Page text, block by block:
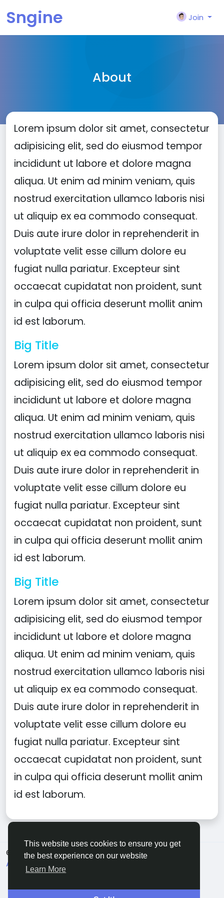
This website uses cookies to ensure you get
the best experience on our website
Learn More
Sngine Join
About
Lorem ipsum dolor sit amet, consectetur
adipisicing elit, sed do eiusmod tempor
incididunt ut labore et dolore magna
aliqua. Ut enim ad minim veniam, quis
nostrud exercitation ullamco laboris nisi
ut aliquip ex ea commodo consequat.
Duis aute irure dolor in reprehenderit in
voluptate velit esse cillum dolore eu
fugiat nulla pariatur. Excepteur sint
occaecat cupidatat non proident, sunt
in culpa qui officia deserunt mollit anim
id est laborum.
Big Title
Lorem ipsum dolor sit amet, consectetur
adipisicing elit, sed do eiusmod tempor
incididunt ut labore et dolore magna
aliqua. Ut enim ad minim veniam, quis
nostrud exercitation ullamco laboris nisi
ut aliquip ex ea commodo consequat.
Duis aute irure dolor in reprehenderit in
voluptate velit esse cillum dolore eu
fugiat nulla pariatur. Excepteur sint
occaecat cupidatat non proident, sunt
in culpa qui officia deserunt mollit anim
id est laborum.
Big Title
Lorem ipsum dolor sit amet, consectetur
adipisicing elit, sed do eiusmod tempor
incididunt ut labore et dolore magna
aliqua. Ut enim ad minim veniam, quis
nostrud exercitation ullamco laboris nisi
ut aliquip ex ea commodo consequat.
Duis aute irure dolor in reprehenderit in
voluptate velit esse cillum dolore eu
fugiat nulla pariatur. Excepteur sint
occaecat cupidatat non proident, sunt
in culpa qui officia deserunt mollit anim
id est laborum.
© 2026 Sngine
English
About
Terms